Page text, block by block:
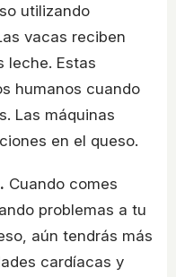
utilizando
vacas reciben
leche. Estas
humanos cuando
Las máquinas
en el queso.
Cuando comes
problemas a tu
aún tendrás más
cardíacas y